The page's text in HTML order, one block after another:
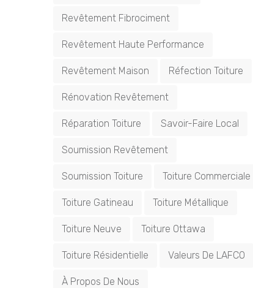
Revêtement Fibrociment
Revêtement Haute Performance
Revêtement Maison Réfection Toiture
Rénovation Revêtement
Réparation Toiture Savoir-Faire Local
Soumission Revêtement
Soumission Toiture Toiture Commerciale
Toiture Gatineau Toiture Métallique
Toiture Neuve Toiture Ottawa
Toiture Résidentielle Valeurs De LAFCO
À Propos De Nous